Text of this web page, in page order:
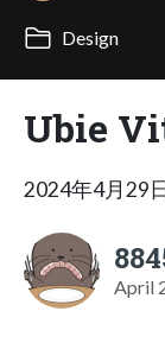
Design
Ubie
2024年4月29
April